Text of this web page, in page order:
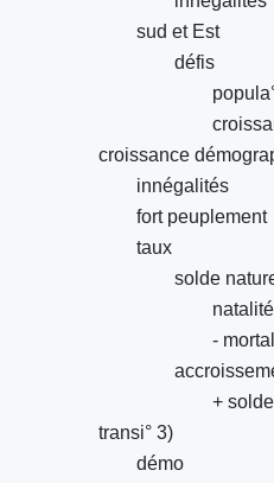
sud et Est
défis
croissance
innégalités
fort peuplement
taux
solde
natalité
-
+
transi° 3)
démo